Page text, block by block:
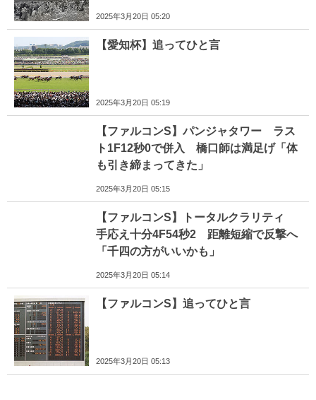
2025年3月20日 05:20
【愛知杯】追ってひと言
2025年3月20日 05:19
【ファルコンS】パンジャタワー ラス
ト1F12秒0で併入 橋口師は満足げ「体
も引き締まってきた」
2025年3月20日 05:15
【ファルコンS】トータルクラリティ
手応え十分4F54秒2 距離短縮で反撃へ
「千四の方がいいかも」
2025年3月20日 05:14
【ファルコンS】追ってひと言
2025年3月20日 05:13